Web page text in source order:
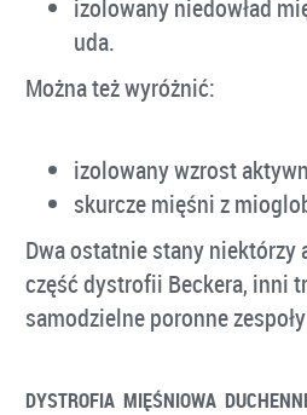
izolowany niedowład
uda.
Można też wyróżnić:
izolowany wzrost
skurcze mięśni z
Dwa ostatnie stany niektórzy
część dystrofii Beckera, inni
samodzielne poronne
DYSTROFIA MIĘŚNIOWA